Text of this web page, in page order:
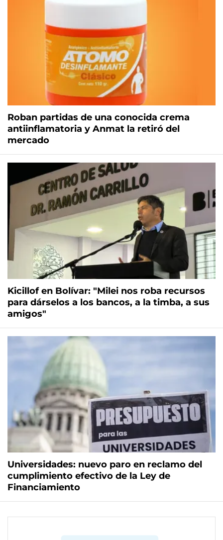
Roban partidas de una conocida crema
antiinflamatoria y Anmat la retiró del
mercado
Kicillof en Bolívar: "Milei nos roba recursos
para dárselos a los bancos, a la timba, a sus
amigos"
Universidades: nuevo paro en reclamo del
cumplimiento efectivo de la Ley de
Financiamiento